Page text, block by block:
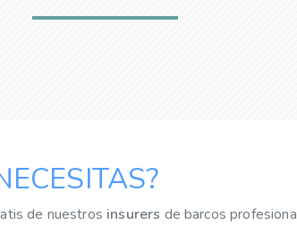
de nuestros insurers de barcos